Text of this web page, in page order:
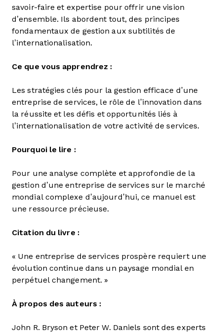
savoir-faire et expertise pour offrir une vision
d’ensemble. Ils abordent tout, des principes
fondamentaux de gestion aux subtilités de
l’internationalisation.
Ce que vous apprendrez :
Les stratégies clés pour la gestion efficace d’une
entreprise de services, le rôle de l’innovation dans
la réussite et les défis et opportunités liés à
l’internationalisation de votre activité de services.
Pourquoi le lire :
Pour une analyse complète et approfondie de la
gestion d’une entreprise de services sur le marché
mondial complexe d’aujourd’hui, ce manuel est
une ressource précieuse.
Citation du livre :
« Une entreprise de services prospère requiert une
évolution continue dans un paysage mondial en
perpétuel changement. »
À propos des auteurs :
John R. Bryson et Peter W. Daniels sont des experts